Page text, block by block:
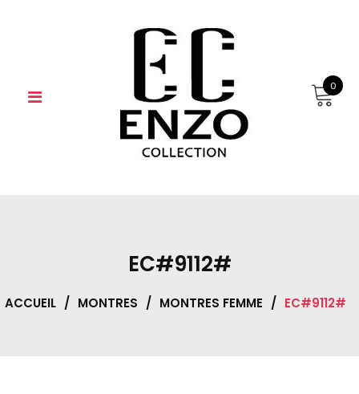
0
EC#9112#
ACCUEIL / MONTRES / MONTRES FEMME / EC#9112#